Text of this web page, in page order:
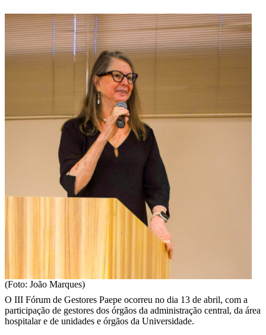
(Foto: João Marques)
O III Fórum de Gestores Paepe ocorreu no dia 13 de abril, com a
participação de gestores dos órgãos da administração central, da área
hospitalar e de unidades e órgãos da Universidade.